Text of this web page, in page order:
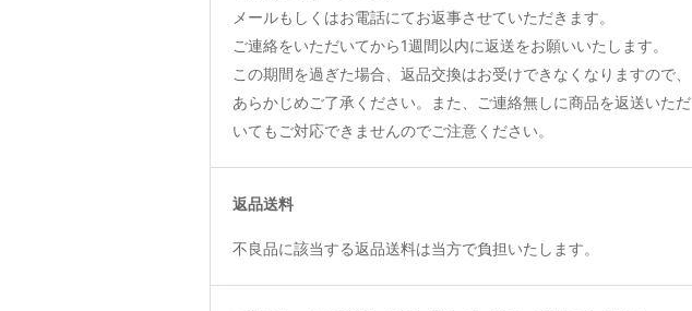
メールもしくはお電話にてお返事させていただきます。
ご連絡をいただいてから1週間以内に返送をお願いいたします。
この期間を過ぎた場合、返品交換はお受けできなくなりますので、
あらかじめご了承ください。また、ご連絡無しに商品を返送いただ
いてもご対応できませんのでご注意ください。
返品送料
不良品に該当する返品送料は当方で負担いたします。